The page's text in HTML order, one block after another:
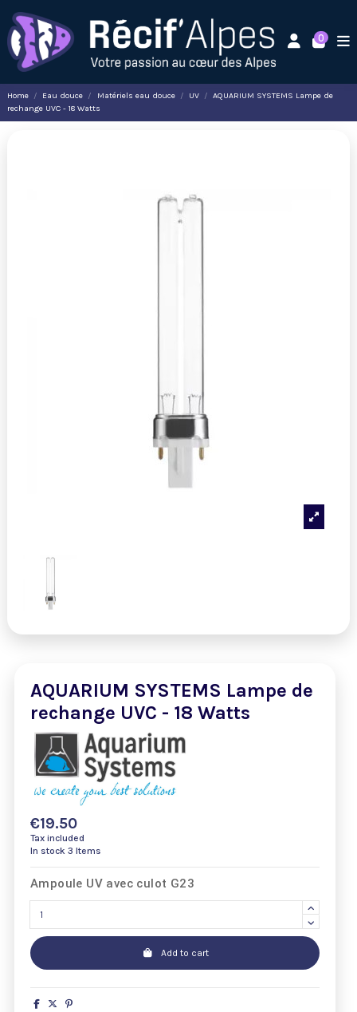
0
Home Eau douce Matériels eau douce UV
AQUARIUM SYSTEMS Lampe de
rechange UVC - 18 Watts
AQUARIUM SYSTEMS Lampe de
rechange UVC - 18 Watts
€19.50
Tax included
In stock 3 Items
Ampoule UV avec culot G23
Add to cart